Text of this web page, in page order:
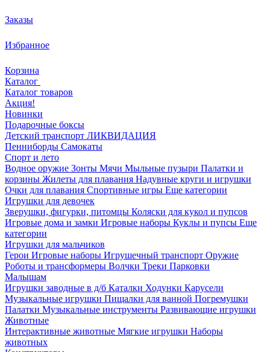
Заказы
Избранное
Корзина
Каталог
Каталог товаров
Акция!
Новинки
Подарочные боксы
Детский транспорт ЛИКВИДАЦИЯ
Пенниборды Самокаты
Спорт и лето
Водное оружие Зонты Мячи Мыльные пузыри Палатки и
корзины Жилеты для плавания Надувные круги и игрушки
Очки для плавания Спортивные игры Еще категории
Игрушки для девочек
Зверушки, фигурки, питомцы Коляски для кукол и пупсов
Игровые дома и замки Игровые наборы Куклы и пупсы Еще
категории
Игрушки для мальчиков
Герои Игровые наборы Игрушечный транспорт Оружие
Роботы и трансформеры Волчки Треки Парковки
Малышам
Игрушки заводные в д/б Каталки Ходунки Карусели
Музыкальные игрушки Пищалки для ванной Погремушки
Палатки Музыкальные инструменты Развивающие игрушки
Животные
Интерактивные животные Мягкие игрушки Наборы
животных